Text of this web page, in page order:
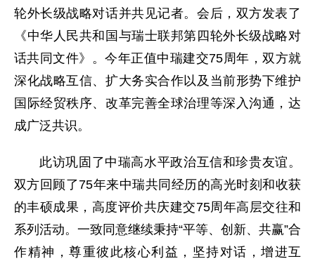
轮外长级战略对话并共见记者。会后，双方发表了
《中华人民共和国与瑞士联邦第四轮外长级战略对
话共同文件》。今年正值中瑞建交75周年，双方就
深化战略互信、扩大务实合作以及当前形势下维护
国际经贸秩序、改革完善全球治理等深入沟通，达
成广泛共识。
此访巩固了中瑞高水平政治互信和珍贵友谊。
双方回顾了75年来中瑞共同经历的高光时刻和收获
的丰硕成果，高度评价共庆建交75周年高层交往和
系列活动。一致同意继续秉持“平等、创新、共赢”合
作精神，尊重彼此核心利益，坚持对话，增进互